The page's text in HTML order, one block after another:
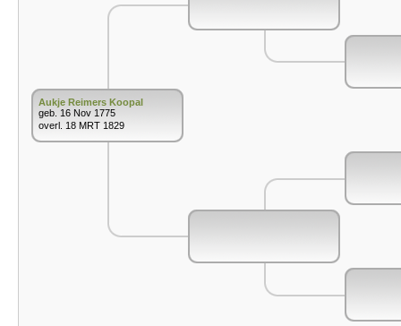
Aukje Reimers Koopal
geb. 16 Nov 1775
overl. 18 MRT 1829